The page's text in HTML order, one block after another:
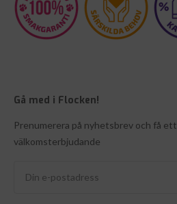
Gå med i Flocken!
Prenumerera på nyhetsbrev och få ett
välkomsterbjudande
Din e-postadress